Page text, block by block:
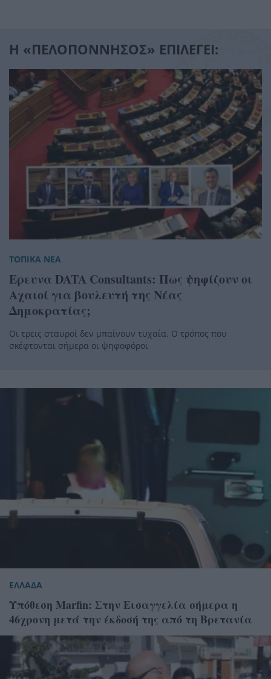
Η «ΠΕΛΟΠΟΝΝΗΣΟΣ» ΕΠΙΛΕΓΕΙ:
ΤΟΠΙΚΑ ΝΕΑ
Ερευνα DATA Consultants: Πως ψηφίζουν οι
Αχαιοί για βουλευτή της Νέας
Δημοκρατίας;
Οι τρεις σταυροί δεν μπαίνουν τυχαία. Ο τρόπος που
σκέφτονται σήμερα οι ψηφοφόροι
ΕΛΛΑΔΑ
Υπόθεση Marfin: Στην Εισαγγελία σήμερα η
46χρονη μετά την έκδοσή της από τη Βρετανία